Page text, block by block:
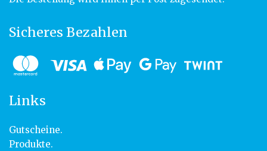
Sicheres Bezahlen
Links
Gutscheine.
Produkte.